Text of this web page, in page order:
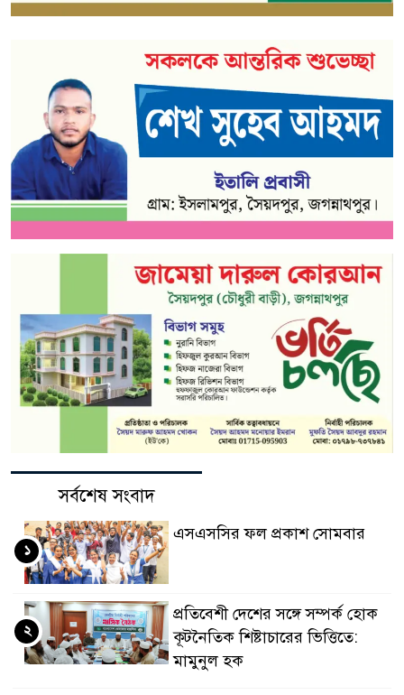
সর্বশেষ সংবাদ
এসএসসির ফল প্রকাশ সোমবার
১
প্রতিবেশী দেশের সঙ্গে সম্পর্ক হোক
কূটনৈতিক শিষ্টাচারের ভিত্তিতে:
মামুনুল হক
২